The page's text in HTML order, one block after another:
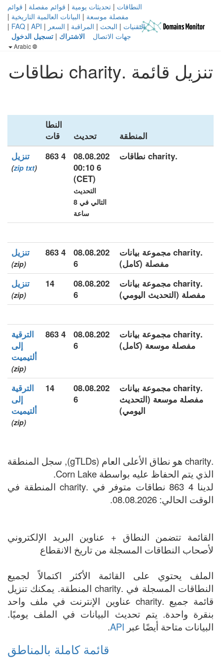
النطاقات | تحديثات يومية | قوائم مفصلة | قوائم
مفصلة موسعة | البيانات العالمية التاريخية |
التقنيات | البحث | المراقبة | السعر |
FAQ | API
|
جهات الاتصال
الاشتراك | تسجيل الدخول
تنزيل قائمة .charity نطاقات
المنطقة تحديث
النطا
قات
.charity نطاقات
08.08.202
6 00:10
(CET)
التحديث
التالي في 8
ساعة
4 863 تنزيل
(
zip txt
)
.charity مجموعة بيانات
مفصلة (كامل)
08.08.202
6
4 863 تنزيل
(zip)
.charity مجموعة بيانات
مفصلة (التحديث اليومي)
08.08.202
6
14 تنزيل
(zip)
.charity مجموعة بيانات
مفصلة موسعة (كامل)
08.08.202
6
4 863
الترقية
إلى
ألتيميت
(zip)
.charity مجموعة بيانات
مفصلة موسعة (التحديث
اليومي)
08.08.202
6
14
الترقية
إلى
ألتيميت
(zip)
.charity هو نطاق الأعلى العام (gTLDs), سجل المنطقة
الذي يتم الحفاظ عليه بواسطة Corn Lake.
لدينا 4 863 نطاقات متوفر في .charity المنطقة في
الوقت الحالي: 08.08.2026.
القائمة تتضمن النطاق + عناوين البريد الإلكتروني
لأصحاب النطاقات المسجلة من تاريخ الانقطاع
الملف يحتوي على القائمة الأكثر اكتمالاً لجميع
النطاقات المسجلة في .charity المنطقة. يمكنك تنزيل
قائمة جميع .charity عناوين الإنترنت في ملف واحد
بنقرة واحدة. يتم تحديث البيانات في الملف يوميًا.
البيانات متاحة أيضًا عبر API
.
قائمة كاملة بالمناطق